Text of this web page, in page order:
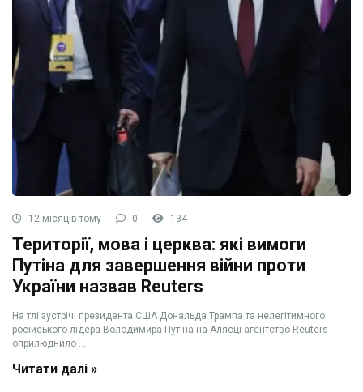
12 місяців тому 0 134
Території, мова і церква: які вимоги
Путіна для завершення війни проти
України назвав Reuters
На тлі зустрічі президента США Дональда Трампа та нелегітимного
російського лідера Володимира Путіна на Алясці агентство Reuters
оприлюднило ...
Читати далі »